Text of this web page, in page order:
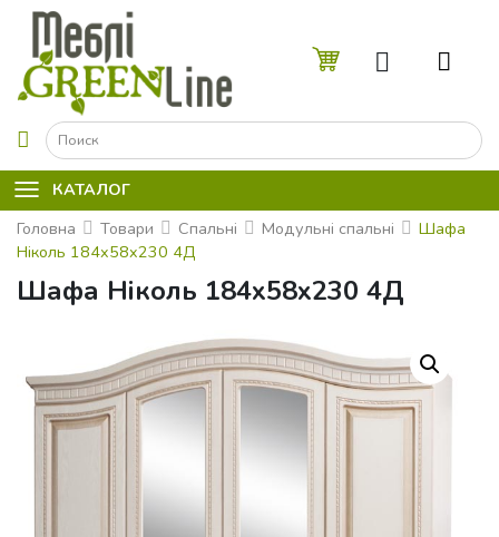
☰
КАТАЛОГ
Головна
Товари Спальні Модульні спальні
Шафа
Ніколь 184x58x230 4Д
Шафа Ніколь 184x58x230 4Д